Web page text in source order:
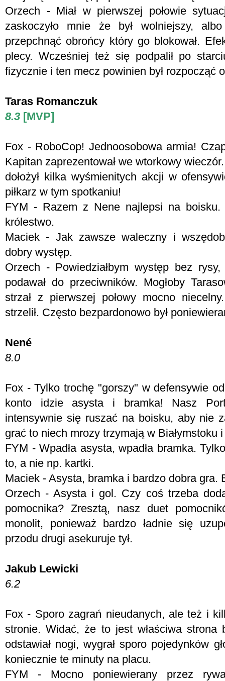
Orzech - Miał w pierwszej połowie
zaskoczyło mnie że był wolniejszy,
przepchnąć obrońcy który go blokował.
plecy. Wcześniej też się podpalił po
fizycznie i ten mecz powinien był rozpocząć
Taras Romanczuk
8.3 [MVP]
Fox - RoboCop! Jednoosobowa armia!
Kapitan zaprezentował we wtorkowy
dołożył kilka wyśmienitych akcji w
piłkarz w tym spotkaniu!
FYM - Razem z Nene najlepsi na
królestwo.
Maciek - Jak zawsze waleczny i
dobry występ.
Orzech - Powiedziałbym występ bez
podawał do przeciwników. Mogłoby
strzał z pierwszej połowy mocno
strzelił. Często bezpardonowo był
Nené
8.0
Fox - Tylko trochę "gorszy" w defensywie
konto idzie asysta i bramka! Nasz
intensywnie się ruszać na boisku, aby nie
grać to niech mrozy trzymają w Białymstoku
FYM - Wpadła asysta, wpadła bramka.
to, a nie np. kartki.
Maciek - Asysta, bramka i bardzo dobra gra.
Orzech - Asysta i gol. Czy coś trzeba
pomocnika? Zresztą, nasz duet
monolit, ponieważ bardzo ładnie się
przodu drugi asekuruje tył.
Jakub Lewicki
6.2
Fox - Sporo zagrań nieudanych, ale też i
stronie. Widać, że to jest właściwa strona
odstawiał nogi, wygrał sporo pojedynków
koniecznie te minuty na placu.
FYM - Mocno poniewierany przez